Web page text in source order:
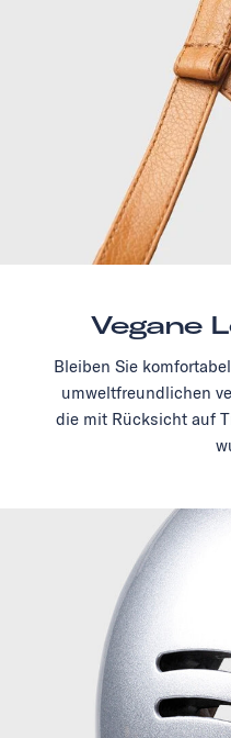
Vegane
Bleiben Sie
umweltfreundlichen
die mit Rücksicht auf